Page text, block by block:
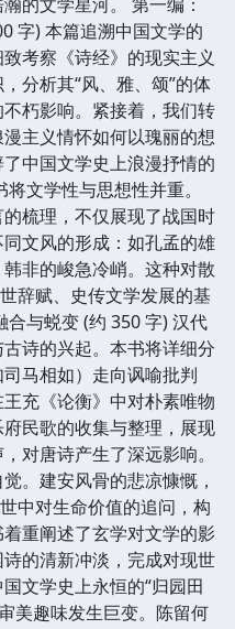
字) 本篇追溯中国文学的
考察《诗经》的现实主义
分析其“风、雅、颂”的体
朽影响。紧接着，我们转
主义情怀如何以瑰丽的想
中国文学史上浪漫抒情的
文学性与思想性并重。
梳理，不仅展现了战国时
文风的形成：如孔孟的雄
非的峻急冷峭。这种对散
辞赋、史传文学发展的基
与蜕变 (约 350 字) 汉代
诗的兴起。本书将详细分
马相如）走向讽喻批判
王充《论衡》中对朴素唯物
民歌的收集与整理，展现
对唐诗产生了深远影响。
。建安风骨的悲凉慷慨，
中对生命价值的追问，构
重阐述了玄学对文学的影
的清新冲淡，完成对现世
文学史上永恒的“归园田
美趣味发生巨变。陈留何